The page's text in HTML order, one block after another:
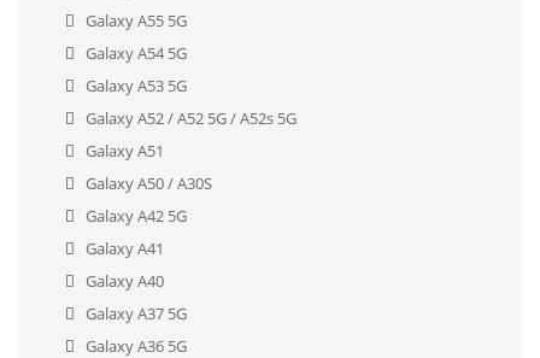
Galaxy A55 5G
Galaxy A54 5G
Galaxy A53 5G
Galaxy A52 / A52 5G / A52s 5G
Galaxy A51
Galaxy A50 / A30S
Galaxy A42 5G
Galaxy A41
Galaxy A40
Galaxy A37 5G
Galaxy A36 5G